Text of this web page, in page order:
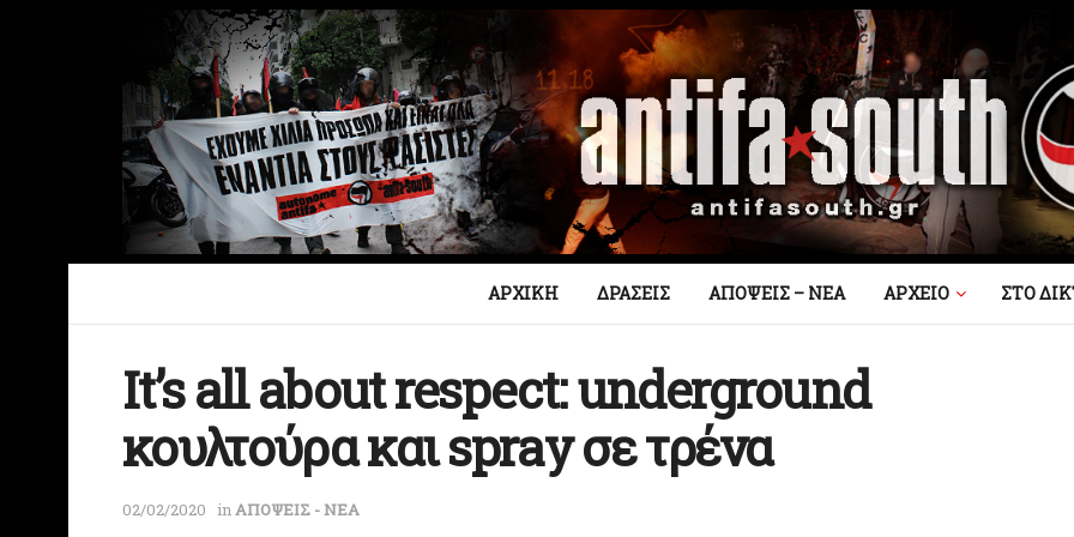
ΑΡΧΙΚΗ ΔΡΑΣΕΙΣ ΑΠΟΨΕΙΣ – ΝΕΑ AΡΧΕΙΟ ΣΤΟ
It’s all about respect: underground
κουλτούρα και spray σε τρένα
02/02/2020 inΑΠΟΨΕΙΣ - ΝΕΑ